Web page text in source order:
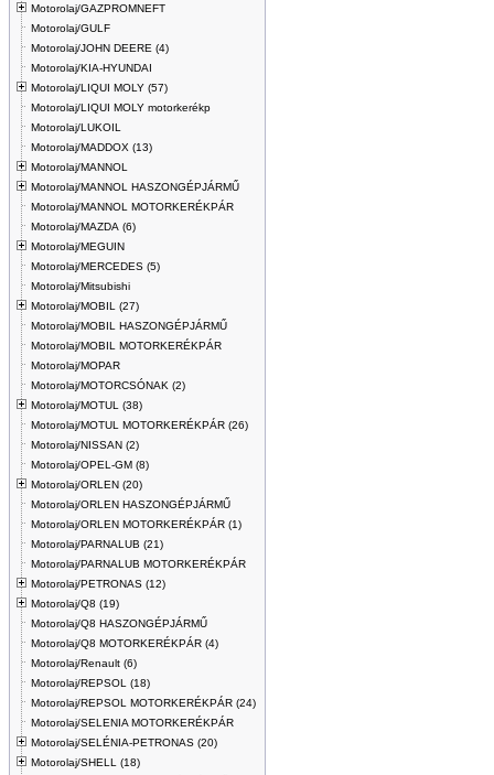
Motorolaj/GAZPROMNEFT
Motorolaj/GULF
Motorolaj/JOHN DEERE (4)
Motorolaj/KIA-HYUNDAI
Motorolaj/LIQUI MOLY (57)
Motorolaj/LIQUI MOLY motorkerékp
Motorolaj/LUKOIL
Motorolaj/MADDOX (13)
Motorolaj/MANNOL
Motorolaj/MANNOL HASZONGÉPJÁRMŰ
Motorolaj/MANNOL MOTORKERÉKPÁR
Motorolaj/MAZDA (6)
Motorolaj/MEGUIN
Motorolaj/MERCEDES (5)
Motorolaj/Mitsubishi
Motorolaj/MOBIL (27)
Motorolaj/MOBIL HASZONGÉPJÁRMŰ
Motorolaj/MOBIL MOTORKERÉKPÁR
Motorolaj/MOPAR
Motorolaj/MOTORCSÓNAK (2)
Motorolaj/MOTUL (38)
Motorolaj/MOTUL MOTORKERÉKPÁR (26)
Motorolaj/NISSAN (2)
Motorolaj/OPEL-GM (8)
Motorolaj/ORLEN (20)
Motorolaj/ORLEN HASZONGÉPJÁRMŰ
Motorolaj/ORLEN MOTORKERÉKPÁR (1)
Motorolaj/PARNALUB (21)
Motorolaj/PARNALUB MOTORKERÉKPÁR
Motorolaj/PETRONAS (12)
Motorolaj/Q8 (19)
Motorolaj/Q8 HASZONGÉPJÁRMŰ
Motorolaj/Q8 MOTORKERÉKPÁR (4)
Motorolaj/Renault (6)
Motorolaj/REPSOL (18)
Motorolaj/REPSOL MOTORKERÉKPÁR (24)
Motorolaj/SELENIA MOTORKERÉKPÁR
Motorolaj/SELÉNIA-PETRONAS (20)
Motorolaj/SHELL (18)